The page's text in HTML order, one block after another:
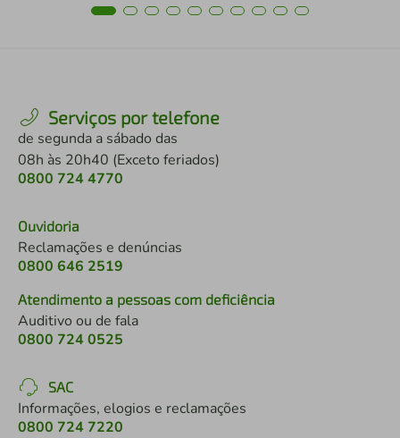
Serviços por telefone
de segunda a sábado das
08h às 20h40 (Exceto feriados)
0800 724 4770
Ouvidoria
Reclamações e denúncias
0800 646 2519
Atendimento a pessoas com deficiência
Auditivo ou de fala
0800 724 0525
SAC
Informações, elogios e reclamações
0800 724 7220